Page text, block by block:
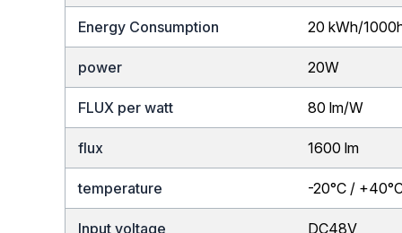
Energy Consumption 20 kWh/
power 20W
FLUX per watt 80 lm/W
flux 1600 lm
temperature -20°C /
Input voltage DC48V